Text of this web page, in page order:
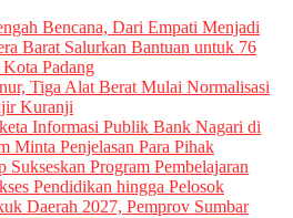
Bencana, Dari Empati Menjadi
Barat Salurkan Bantuan untuk 76
Padang
Tiga Alat Berat Mulai Normalisasi
Kuranji
Informasi Publik Bank Nagari di
Minta Penjelasan Para Pihak
Sukseskan Program Pembelajaran
Pendidikan hingga Pelosok
Daerah 2027, Pemprov Sumbar